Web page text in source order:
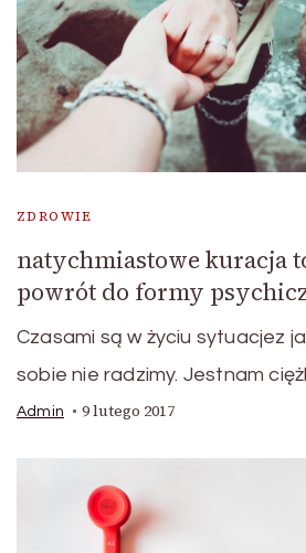
ZDROWIE
natychmiastowe kuracja
powrót do formy
Czasami są w życiu sytuacjez
sobie nie radzimy. Jestnam
Admin 9 lutego 2017